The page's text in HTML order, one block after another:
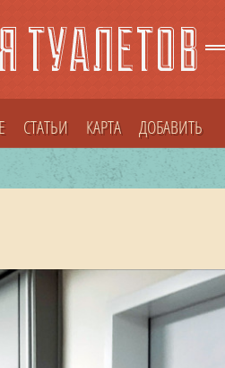
СТАТЬИ КАРТА ДОБАВИТЬ